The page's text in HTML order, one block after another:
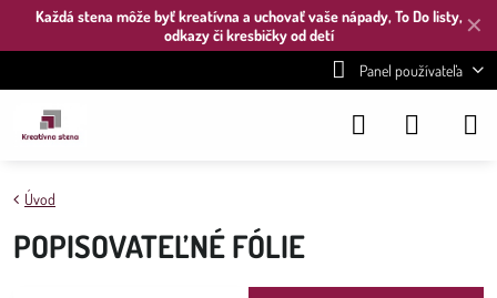
✕
Každá stena môže byť kreatívna a uchovať vaše nápady, To Do listy,
odkazy či kresbičky od detí
Panel používateľa
Úvod
POPISOVATEĽNÉ FÓLIE